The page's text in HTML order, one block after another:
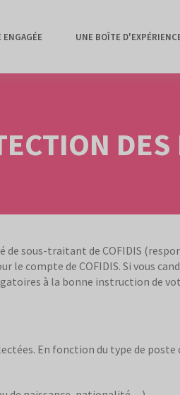
UNE BOÎTE
DES
de sous-traitant de COFIDIS
compte de COFIDIS. Si vous
à la bonne instruction de
En fonction du type de poste